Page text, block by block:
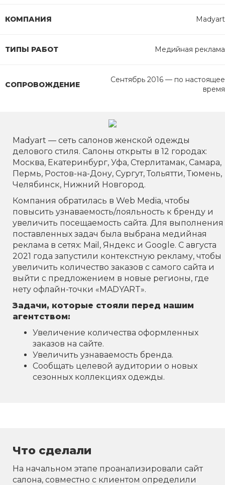
КОМПАНИЯ Madyart
ТИПЫ РАБОТ Медийная реклама
СОПРОВОЖДЕНИЕ
Сентябрь 2016 — по настоящее
время
Madyart — сеть салонов женской одежды
делового стиля. Салоны открыты в 12 городах:
Москва, Екатеринбург, Уфа, Стерлитамак, Самара,
Пермь, Ростов-на-Дону, Сургут, Тольятти, Тюмень,
Челябинск, Нижний Новгород.
Компания обратилась в Web Media, чтобы
повысить узнаваемость/лояльность к бренду и
увеличить посещаемость сайта. Для выполнения
поставленных задач была выбрана медийная
реклама в сетях: Mail, Яндекс и Google. С августа
2021 года запустили контекстную рекламу, чтобы
увеличить количество заказов с самого сайта и
выйти с предложением в новые регионы, где
нету офлайн-точки «MADYART».
Задачи, которые стояли перед нашим
агентством:
Увеличение количества оформленных
заказов на сайте.
Увеличить узнаваемость бренда.
Сообщать целевой аудитории о новых
сезонных коллекциях одежды.
Что сделали
На начальном этапе проанализировали сайт
салона, совместно с клиентом определили